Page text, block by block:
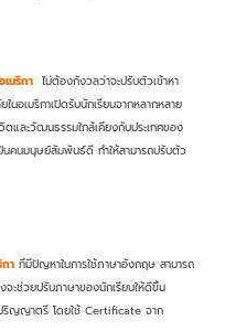
มริกา ไม่ต้องกังวลว่าจะปรับตัวเข้าหา
นอเมริกาเปิดรับนักเรียนจากหลากหลาย
ตและวัฒนธรรมใกล้เคียงกับประเทศของ
นคนมนุษย์สัมพันธ์ดี ทำให้สามารถปรับตัว
า ที่มีปัญหาในการใช้ภาษาอังกฤษ สามารถ
ช่วยปรับภาษาของนักเรียนให้ดีขึ้น
ปริญญาตรี โดยใช้ Certificate จาก